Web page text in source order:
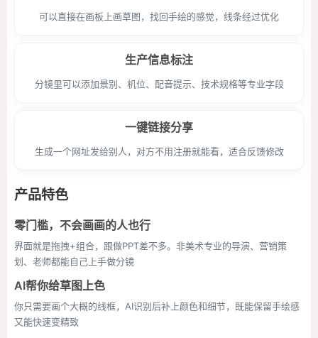
可以直接在画板上画草图，找回手绘的感觉，线条经过优化
生产信息标注
分镜里可以添加景别、机位、配音提示、技术规格等专业字段
一键链接分享
生成一个网址发给别人，对方不用注册就能看，适合反馈修改
产品特色
零门槛，不会画画的人也行
界面就是拖拽+组合，跟做PPT差不多。非美术专业的导演、营销策
划、老师都能自己上手做分镜
AI帮你给草图上色
你只需要画个大概的线框，AI识别后补上颜色和细节，既能保留手绘感
又能快速变精致